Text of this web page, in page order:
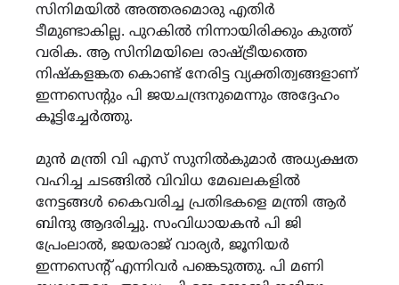
സിനിമയിൽ അത്തരമൊരു എതിർ
ടീമുണ്ടാകില്ല. പുറകിൽ നിന്നായിരിക്കും കുത്ത്
വരിക. ആ സിനിമയിലെ രാഷ്ട്രീയത്തെ
നിഷ്കളങ്കത കൊണ്ട് നേരിട്ട വ്യക്തിത്വങ്ങളാണ്
ഇന്നസെൻ്റും പി ജയചന്ദ്രനുമെന്നും അദ്ദേഹം
കൂട്ടിച്ചേർത്തു.
മുൻ മന്ത്രി വി എസ് സുനിൽകുമാർ അധ്യക്ഷത
വഹിച്ച ചടങ്ങിൽ വിവിധ മേഖലകളിൽ
നേട്ടങ്ങൾ കൈവരിച്ച പ്രതിഭകളെ മന്ത്രി ആർ
ബിന്ദു ആദരിച്ചു. സംവിധായകൻ പി ജി
പ്രേംലാൽ, ജയരാജ് വാര്യർ, ജൂനിയർ
ഇന്നസെൻ്റ് എന്നിവർ പങ്കെടുത്തു. പി മണി